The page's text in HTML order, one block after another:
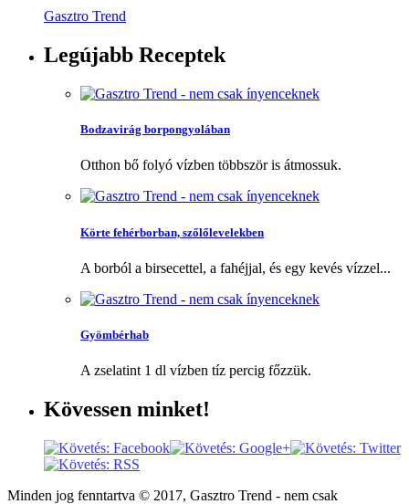
Gasztro Trend
Legújabb Receptek
Bodzavirág borpongyolában
Otthon bő folyó vízben többször is átmossuk.
Körte fehérborban, szőlőlevelekben
A borból a birsecettel, a fahéjjal, és egy kevés vízzel...
Gyömbérhab
A zselatint 1 dl vízben tíz percig főzzük.
Kövessen minket!
Minden jog fenntartva © 2017, Gasztro Trend - nem csak